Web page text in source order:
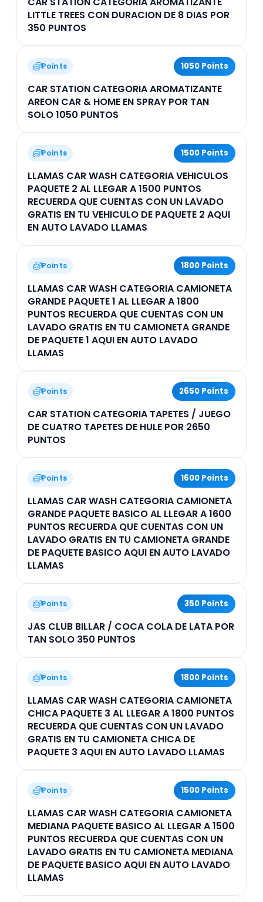
LITTLE TREES CON DURACION DE 8 DIAS POR
350 PUNTOS
Points 1050 Points
CAR STATION CATEGORIA AROMATIZANTE
AREON CAR & HOME EN SPRAY POR TAN
SOLO 1050 PUNTOS
Points 1500 Points
LLAMAS CAR WASH CATEGORIA VEHICULOS
PAQUETE 2 AL LLEGAR A 1500 PUNTOS
RECUERDA QUE CUENTAS CON UN LAVADO
GRATIS EN TU VEHICULO DE PAQUETE 2 AQUI
EN AUTO LAVADO LLAMAS
Points 1800 Points
LLAMAS CAR WASH CATEGORIA CAMIONETA
GRANDE PAQUETE 1 AL LLEGAR A 1800
PUNTOS RECUERDA QUE CUENTAS CON UN
LAVADO GRATIS EN TU CAMIONETA GRANDE
DE PAQUETE 1 AQUI EN AUTO LAVADO
LLAMAS
Points 2650 Points
CAR STATION CATEGORIA TAPETES / JUEGO
DE CUATRO TAPETES DE HULE POR 2650
PUNTOS
Points 1600 Points
LLAMAS CAR WASH CATEGORIA CAMIONETA
GRANDE PAQUETE BASICO AL LLEGAR A 1600
PUNTOS RECUERDA QUE CUENTAS CON UN
LAVADO GRATIS EN TU CAMIONETA GRANDE
DE PAQUETE BASICO AQUI EN AUTO LAVADO
LLAMAS
Points 350 Points
JAS CLUB BILLAR / COCA COLA DE LATA POR
TAN SOLO 350 PUNTOS
Points 1800 Points
LLAMAS CAR WASH CATEGORIA CAMIONETA
CHICA PAQUETE 3 AL LLEGAR A 1800 PUNTOS
RECUERDA QUE CUENTAS CON UN LAVADO
GRATIS EN TU CAMIONETA CHICA DE
PAQUETE 3 AQUI EN AUTO LAVADO LLAMAS
Points 1500 Points
LLAMAS CAR WASH CATEGORIA CAMIONETA
MEDIANA PAQUETE BASICO AL LLEGAR A 1500
PUNTOS RECUERDA QUE CUENTAS CON UN
LAVADO GRATIS EN TU CAMIONETA MEDIANA
DE PAQUETE BASICO AQUI EN AUTO LAVADO
LLAMAS